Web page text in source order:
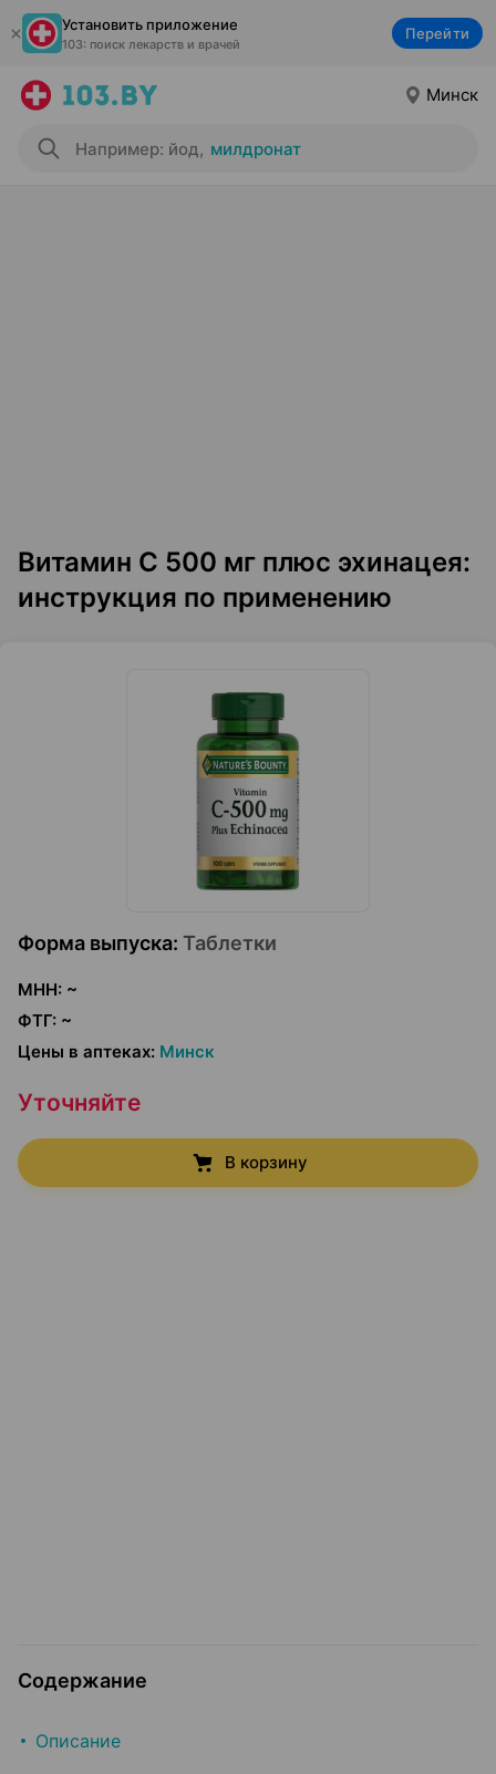
Установить приложение
103: поиск лекарств и врачей
Перейти
Минск
Например: йод, милдронат
Витамин С 500 мг плюс эхинацея:
инструкция по применению
Форма выпуска: Таблетки
МНН: ~
ФТГ: ~
Цены в аптеках: Минск
Уточняйте
В корзину
Содержание
Описание